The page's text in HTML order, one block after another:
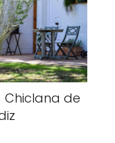
Chiclana de